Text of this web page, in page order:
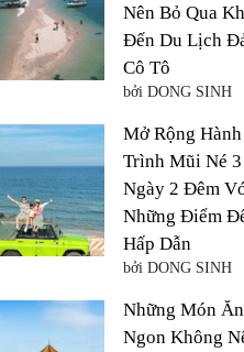
Nên Bỏ Qua
Đến Du Lịch
Cô Tô
bởi DONG SINH
Mở Rộng Hành
Trình Mũi Né 3
Ngày 2 Đêm
Những Điểm
Hấp Dẫn
bởi DONG SINH
Những Món Ăn
Ngon Không